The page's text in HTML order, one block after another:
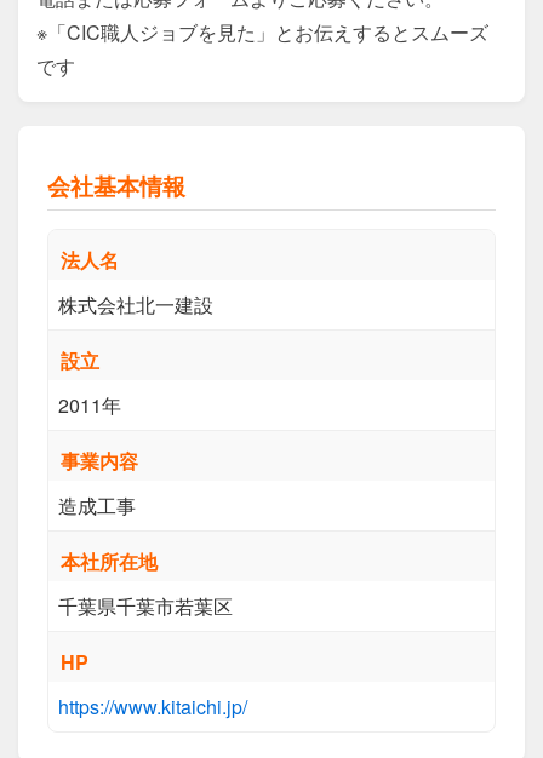
※「CIC職人ジョブを見た」とお伝えするとスムーズ
です
会社基本情報
法人名
株式会社北一建設
設立
2011年
事業内容
造成工事
本社所在地
千葉県千葉市若葉区
HP
https://www.kitaichi.jp/